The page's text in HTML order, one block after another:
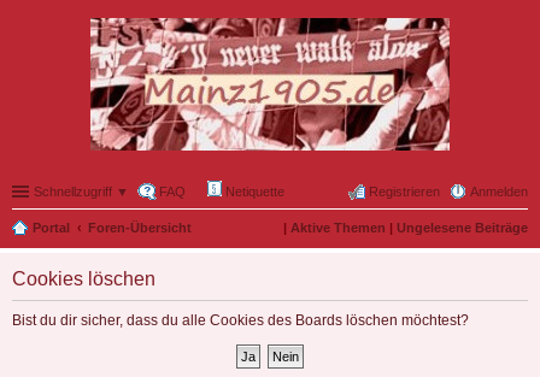
Schnellzugriff ▼ FAQ Netiquette Anmelden
Registrieren
Portal Foren-Übersicht | Aktive Themen | Ungelesene Beiträge
Cookies löschen
Bist du dir sicher, dass du alle Cookies des Boards löschen möchtest?